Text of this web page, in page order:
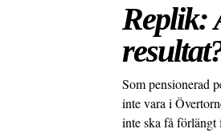
Replik:
Som pensionerad
inte vara i
inte ska få förlängt